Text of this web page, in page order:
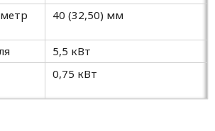
40 (32,50) мм
5,5 кВт
0,75 кВт